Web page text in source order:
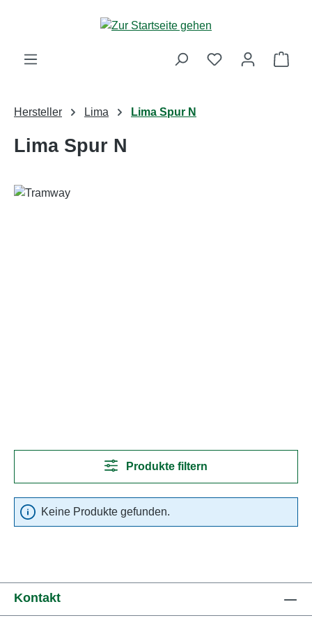
Zum Hauptinhalt springen
Hersteller Lima Lima Spur N
Lima Spur N
Produkte filtern
Keine Produkte gefunden.
Kontakt